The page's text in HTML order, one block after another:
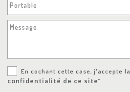
Portable
Message
En cochant cette case, j'accepte la
confidentialité de ce site*